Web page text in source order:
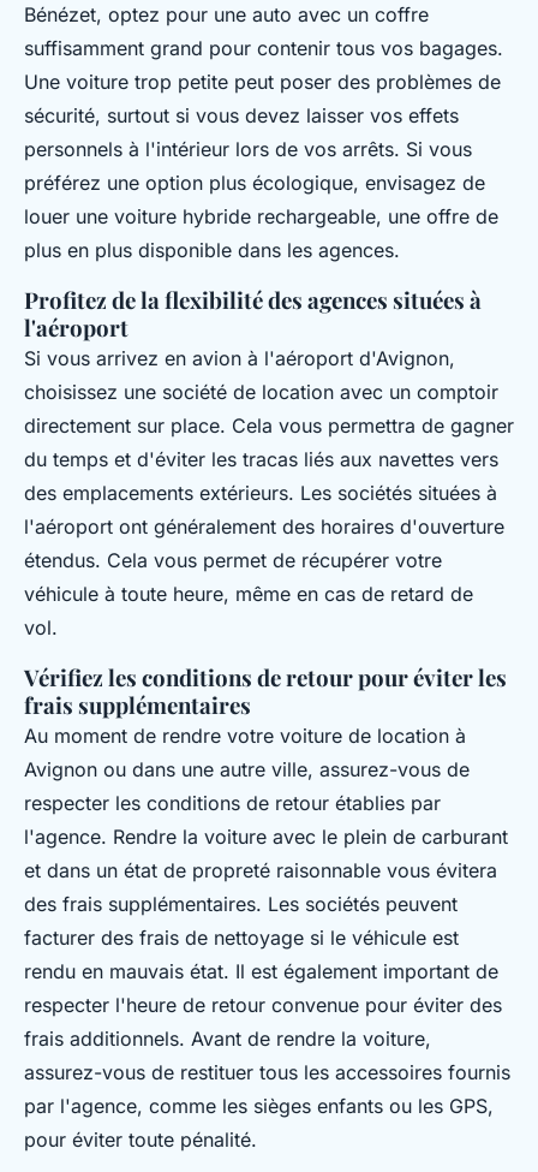
Bénézet, optez pour une auto avec un coffre
suffisamment grand pour contenir tous vos bagages.
Une voiture trop petite peut poser des problèmes de
sécurité, surtout si vous devez laisser vos effets
personnels à l'intérieur lors de vos arrêts. Si vous
préférez une option plus écologique, envisagez de
louer une voiture hybride rechargeable, une offre de
plus en plus disponible dans les agences.
Profitez de la flexibilité des agences situées à
l'aéroport
Si vous arrivez en avion à l'aéroport d'Avignon,
choisissez une société de location avec un comptoir
directement sur place. Cela vous permettra de gagner
du temps et d'éviter les tracas liés aux navettes vers
des emplacements extérieurs. Les sociétés situées à
l'aéroport ont généralement des horaires d'ouverture
étendus. Cela vous permet de récupérer votre
véhicule à toute heure, même en cas de retard de
vol.
Vérifiez les conditions de retour pour éviter les
frais supplémentaires
Au moment de rendre votre voiture de location à
Avignon ou dans une autre ville, assurez-vous de
respecter les conditions de retour établies par
l'agence. Rendre la voiture avec le plein de carburant
et dans un état de propreté raisonnable vous évitera
des frais supplémentaires. Les sociétés peuvent
facturer des frais de nettoyage si le véhicule est
rendu en mauvais état. Il est également important de
respecter l'heure de retour convenue pour éviter des
frais additionnels. Avant de rendre la voiture,
assurez-vous de restituer tous les accessoires fournis
par l'agence, comme les sièges enfants ou les GPS,
pour éviter toute pénalité.